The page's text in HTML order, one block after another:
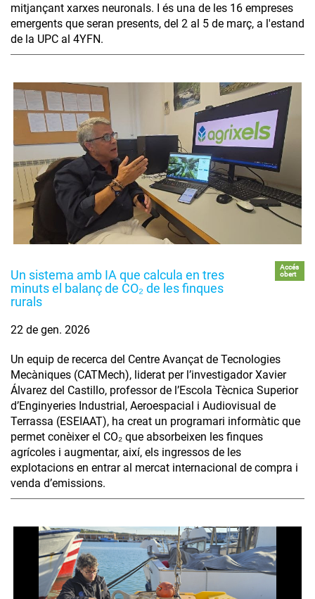
mitjançant xarxes neuronals. I és una de les 16 empreses
emergents que seran presents, del 2 al 5 de març, a l'estand
de la UPC al 4YFN.
Un sistema amb IA que calcula en tres
minuts el balanç de CO₂ de les finques
rurals
Accés
obert
22 de gen. 2026
Un equip de recerca del Centre Avançat de Tecnologies
Mecàniques (CATMech), liderat per l’investigador Xavier
Álvarez del Castillo, professor de l’Escola Tècnica Superior
d’Enginyeries Industrial, Aeroespacial i Audiovisual de
Terrassa (ESEIAAT), ha creat un programari informàtic que
permet conèixer el CO₂ que absorbeixen les finques
agrícoles i augmentar, així, els ingressos de les
explotacions en entrar al mercat internacional de compra i
venda d’emissions.